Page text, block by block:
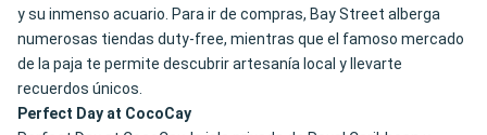
y su inmenso acuario. Para ir de compras, Bay Street alberga
numerosas tiendas duty-free, mientras que el famoso mercado
de la paja te permite descubrir artesanía local y llevarte
recuerdos únicos.
Perfect Day at CocoCay